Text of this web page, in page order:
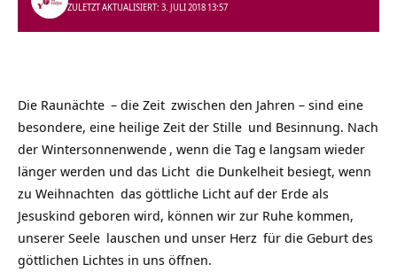
ZULETZT AKTUALISIERT: 3. JULI 2018 13:57
Die Raunächte – die Zeit zwischen den Jahren – sind eine
besondere, eine heilige Zeit der Stille und Besinnung. Nach
der Wintersonnenwende , wenn die Tag e langsam wieder
länger werden und das Licht die Dunkelheit besiegt, wenn
zu Weihnachten das göttliche Licht auf der Erde als
Jesuskind geboren wird, können wir zur Ruhe kommen,
unserer Seele lauschen und unser Herz für die Geburt des
göttlichen Lichtes in uns öffnen.